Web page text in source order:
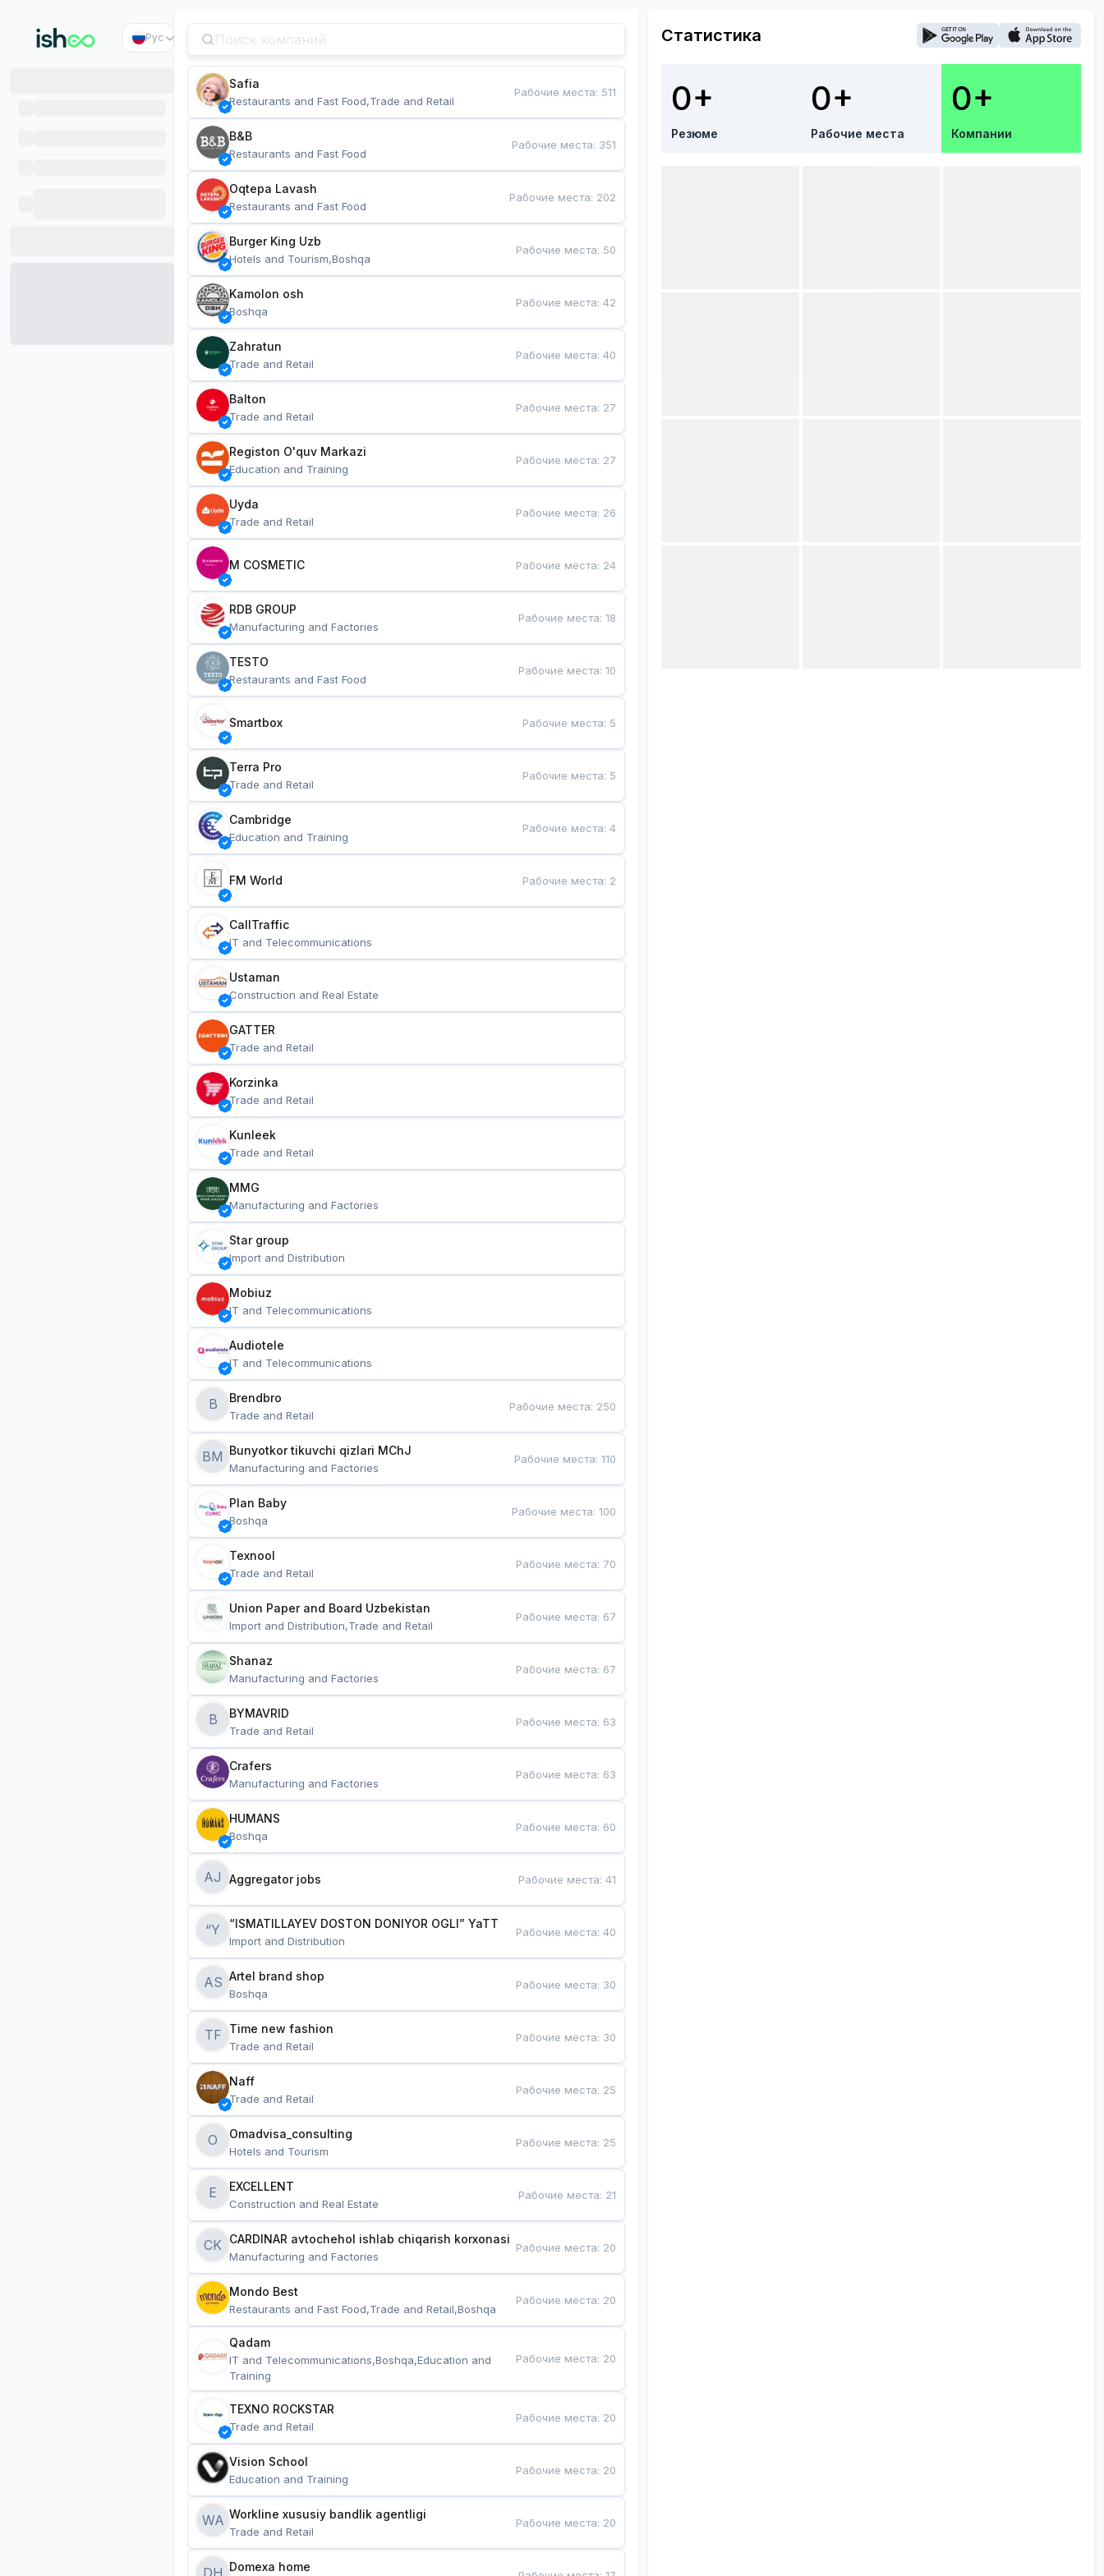
Рус
Safia
Restaurants and Fast Food,Trade and Retail
Рабочие места: 511
B&B
Restaurants and Fast Food
Рабочие места: 351
Oqtepa Lavash
Restaurants and Fast Food
Рабочие места: 202
Burger King Uzb
Hotels and Tourism,Boshqa
Рабочие места: 50
Kamolon osh
Boshqa
Рабочие места:42
Zahratun
Trade and Retail
Рабочие места:40
Balton
Trade and Retail
Рабочие места: 27
Registon O'quv Markazi
Education and Training
Рабочие места: 27
Uyda
Trade and Retail
Рабочие места: 26
M COSMETIC Рабочие места: 24
RDB GROUP
Manufacturing and Factories
Рабочие места:18
TESTO
Restaurants and Fast Food
Рабочие места:10
Smartbox Рабочие места: 5
Terra Pro
Trade and Retail
Рабочие места: 5
Cambridge
Education and Training
Рабочие места:4
FM World Рабочие места: 2
CallTraffic
IT and Telecommunications
Ustaman
Construction and Real Estate
GATTER
Trade and Retail
Korzinka
Trade and Retail
Kunleek
Trade and Retail
MMG
Manufacturing and Factories
Star group
Import and Distribution
Mobiuz
IT and Telecommunications
Audiotele
IT and Telecommunications
B Brendbro
Trade and Retail
Рабочие места: 250
BM
Manufacturing and Factories
Рабочие места:110
Plan Baby
Boshqa
Рабочие места:100
Texnool
Trade and Retail
Рабочие места: 70
Union Paper and Board Uzbekistan
Import and Distribution,Trade and Retail
Рабочие места: 67
Shanaz
Manufacturing and Factories
Рабочие места: 67
B BYMAVRID
Trade and Retail
Рабочие места: 63
Crafers
Manufacturing and Factories
Рабочие места: 63
HUMANS
Boshqa
Рабочие места: 60
AJ Aggregator jobs Рабочие места:41
“Y “ISMATILLAYEV DOSTON DONIYOR OGLI” YaTT
Import and Distribution
Рабочие места:40
AS Artel brand shop
Boshqa
Рабочие места: 30
TF Time new fashion
Trade and Retail
Рабочие места: 30
Naff
Trade and Retail
Рабочие места: 25
O Omadvisa_consulting
Hotels and Tourism
Рабочие места: 25
E EXCELLENT
Construction and Real Estate
Рабочие места: 21
CK CARDINAR avtochehol ishlab chiqarish korxonasi
Manufacturing and Factories
Рабочие места: 20
Mondo Best
Restaurants and Fast Food,Trade and Retail,Boshqa
Рабочие места: 20
Qadam
IT and Telecommunications,Boshqa,Education and
Training
Рабочие места: 20
TEXNO ROCKSTAR
Trade and Retail
Рабочие места: 20
Vision School
Education and Training
Рабочие места: 20
WA Workline xususiy bandlik agentligi
Trade and Retail
Рабочие места: 20
DH Domexa home
Статистика
0+
Резюме
0+
Рабочие места
0+
Компании